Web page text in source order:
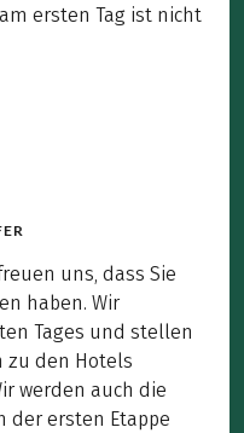
ersten Tag ist nicht
uns, dass Sie
haben. Wir
Tages und stellen
zu den Hotels
werden auch die
der ersten Etappe